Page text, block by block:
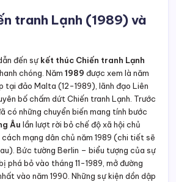
tranh Lạnh (1989) và
đến sự kết thúc Chiến tranh Lạnh
chóng. Năm 1989 được xem là năm
tại đảo Malta (12-1989), lãnh đạo Liên
bố chấm dứt Chiến tranh Lạnh. Trước
có những chuyển biến mang tính bước
Âu lần lượt rời bỏ chế độ xã hội chủ
mạng dân chủ năm 1989 (chi tiết sẽ
Bức tường Berlin – biểu tượng của sự
phá bỏ vào tháng 11-1989, mở đường
vào năm 1990. Những sự kiện dồn dập